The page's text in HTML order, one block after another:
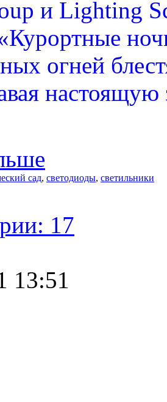
и Lighting
огней
сад, светодиоды, светильники
17
13:51